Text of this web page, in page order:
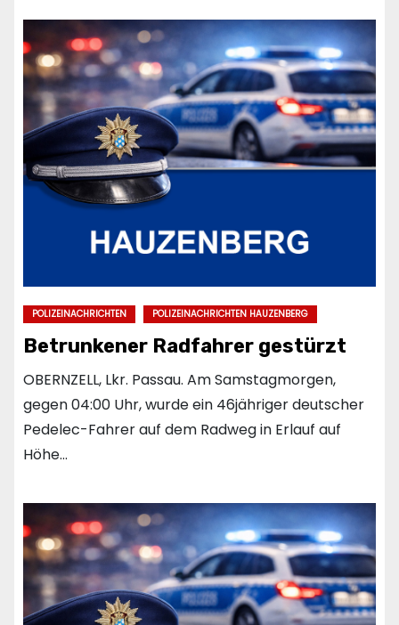
POLIZEINACHRICHTEN POLIZEINACHRICHTEN HAUZENBERG
Betrunkener Radfahrer gestürzt
OBERNZELL, Lkr. Passau. Am Samstagmorgen,
gegen 04:00 Uhr, wurde ein 46jähriger deutscher
Pedelec-Fahrer auf dem Radweg in Erlauf auf
Höhe…